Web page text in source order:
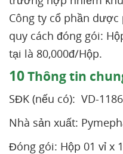
Công ty cổ phần
quy cách đóng gói:
tại là 80,000đ/Hộp.
10Thông tin
SĐK (nếu có): VD-
Nhà sản xuất:
Đóng gói: Hộp 01 vỉ x